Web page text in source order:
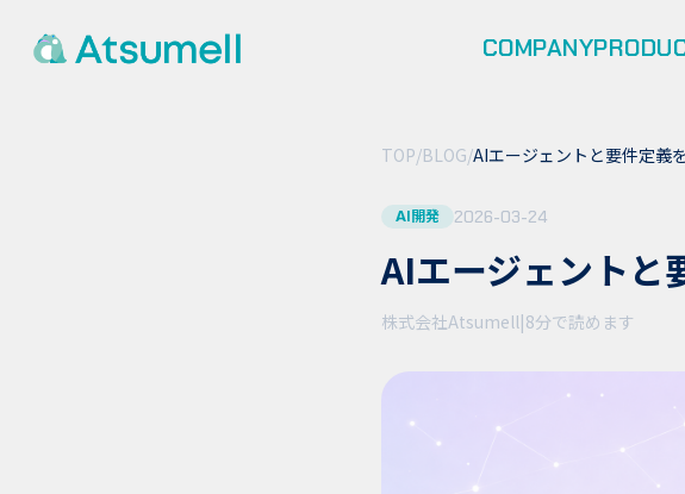
COMPANY
TOP/BLOG/AIエージェントと要件定義
AI開発 2026-03-24
AIエージェントと
株式会社Atsumell|8分で読めます